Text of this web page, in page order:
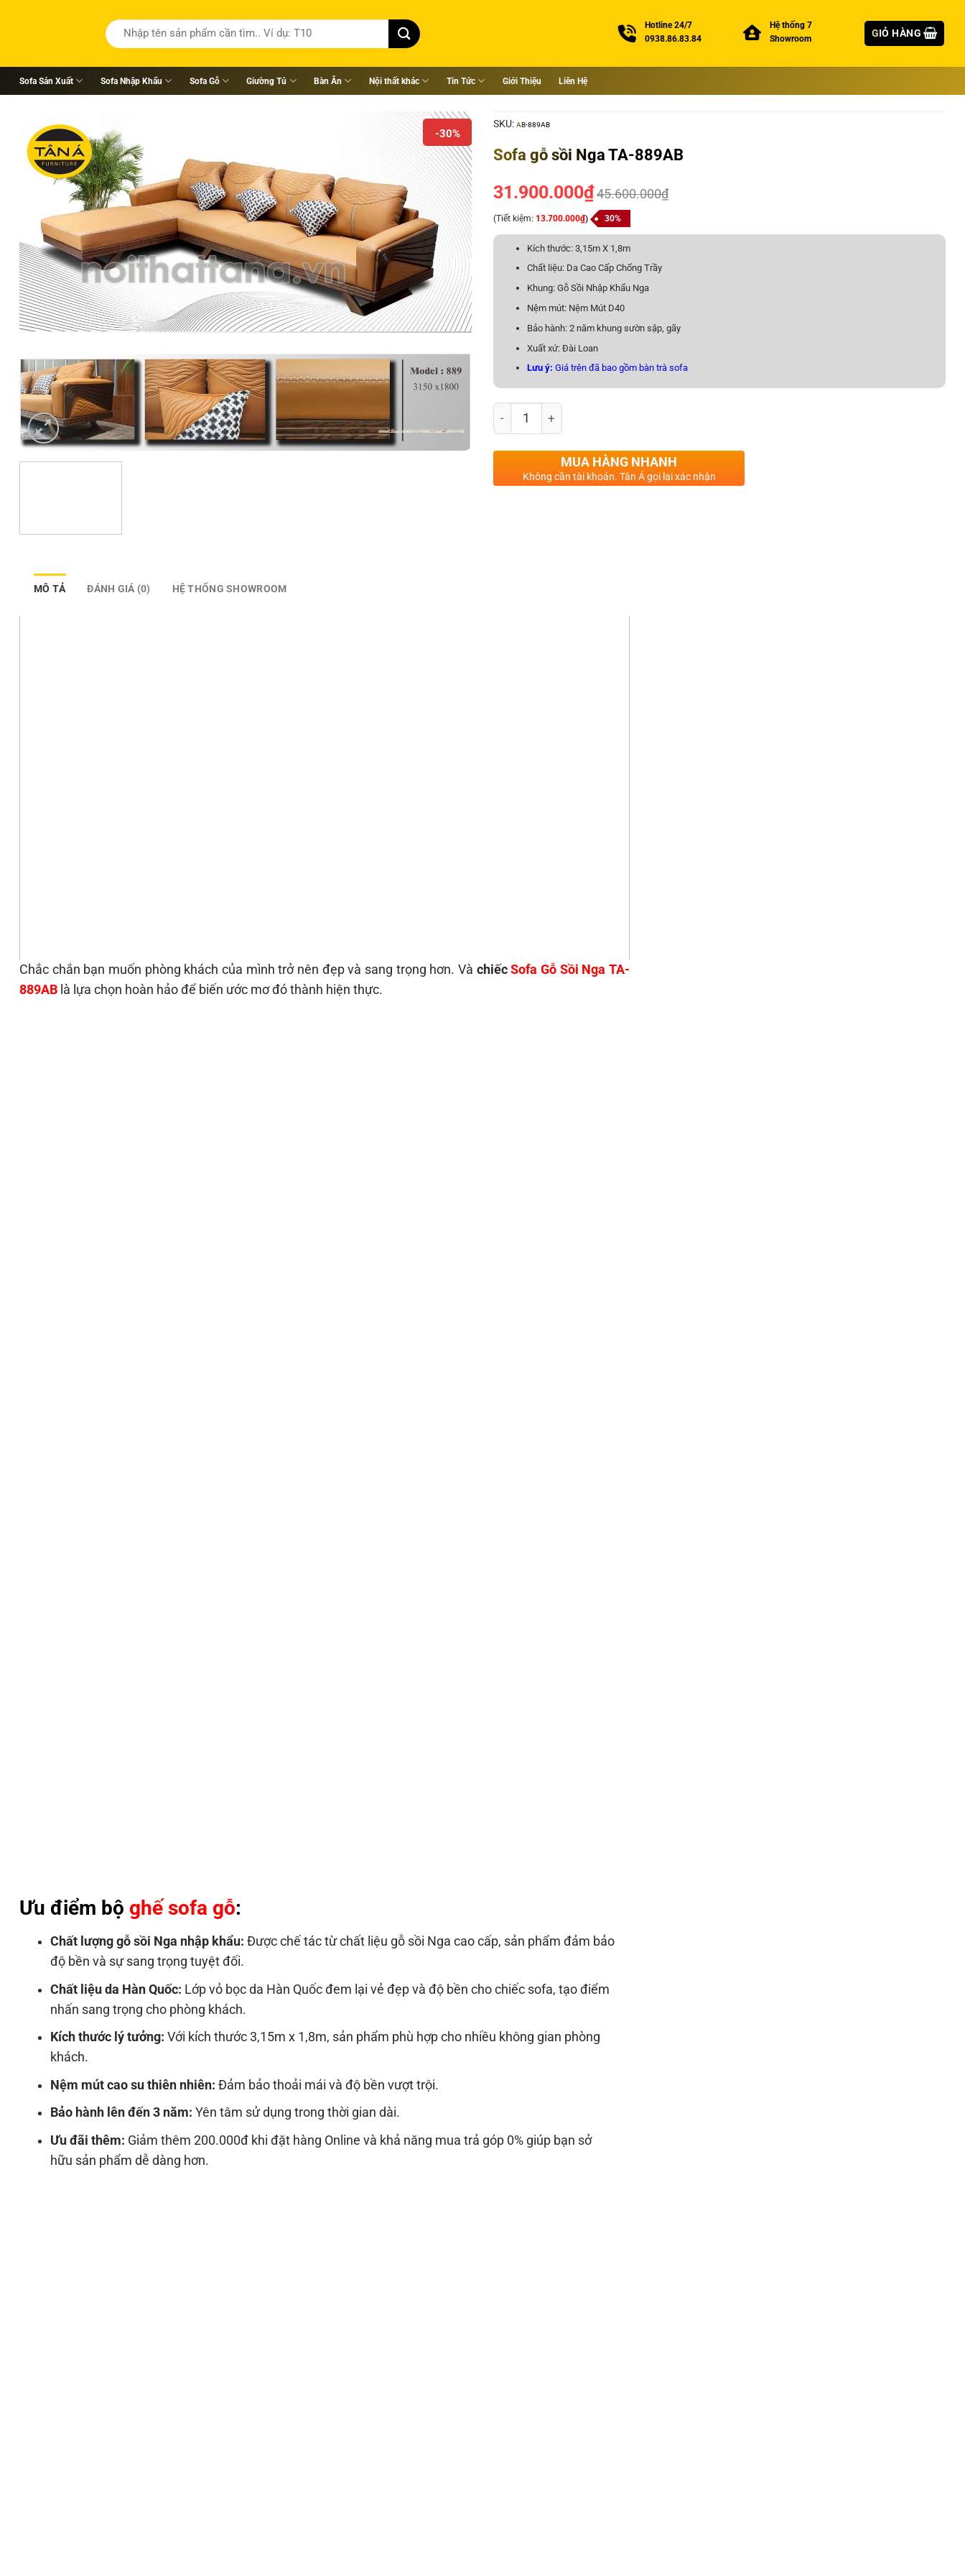
Tìm
kiếm:
Hotline 24/7
0938.86.83.84
Hệ thống 7
Showroom
GIỎ HÀNG
Sofa Sản Xuất Sofa Nhập Khẩu Sofa Gỗ Giường Tủ Bàn Ăn Nội thất khác Tin Tức Giới Thiệu Liên Hệ
-30%
SKU: AB-889AB
Sofa gỗ sồi Nga TA-889AB
31.900.000₫45.600.000₫
(Tiết kiệm: 13.700.000₫) 30%
Kích thước: 3,15m X 1,8m
Chất liệu: Da Cao Cấp Chống Trầy
Khung: Gỗ Sồi Nhập Khẩu Nga
Nệm mút: Nệm Mút D40
Bảo hành: 2 năm khung sườn sập, gãy
Xuất xứ: Đài Loan
Lưu ý: Giá trên đã bao gồm bàn trà sofa
Sofa gỗ sồi Nga TA-889AB số lượng
MUA HÀNG NHANH
Không cần tài khoản. Tân Á gọi lại xác nhận
MÔ TẢ ĐÁNH GIÁ (0) HỆ THỐNG SHOWROOM
Chắc chắn bạn muốn phòng khách của mình trở nên đẹp và sang trọng hơn. Và chiếcSofa Gỗ Sồi Nga TA-
889AB là lựa chọn hoàn hảo để biến ước mơ đó thành hiện thực.
Ưu điểm bộ ghế sofa gỗ:
Chất lượng gỗ sồi Nga nhập khẩu: Được chế tác từ chất liệu gỗ sồi Nga cao cấp, sản phẩm đảm bảo
độ bền và sự sang trọng tuyệt đối.
Chất liệu da Hàn Quốc: Lớp vỏ bọc da Hàn Quốc đem lại vẻ đẹp và độ bền cho chiếc sofa, tạo điểm
nhấn sang trọng cho phòng khách.
Kích thước lý tưởng: Với kích thước 3,15m x 1,8m, sản phẩm phù hợp cho nhiều không gian phòng
khách.
Nệm mút cao su thiên nhiên: Đảm bảo thoải mái và độ bền vượt trội.
Bảo hành lên đến 3 năm: Yên tâm sử dụng trong thời gian dài.
Ưu đãi thêm: Giảm thêm 200.000đ khi đặt hàng Online và khả năng mua trả góp 0% giúp bạn sở
hữu sản phẩm dễ dàng hơn.